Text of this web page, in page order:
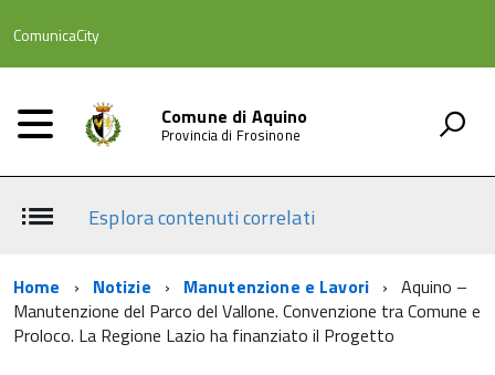
ComunicaCity
Comune di Aquino
Provincia di Frosinone
Esplora contenuti correlati
Home Notizie Manutenzione e Lavori
Aquino –
Manutenzione del Parco del Vallone. Convenzione tra Comune e
Proloco. La Regione Lazio ha finanziato il Progetto